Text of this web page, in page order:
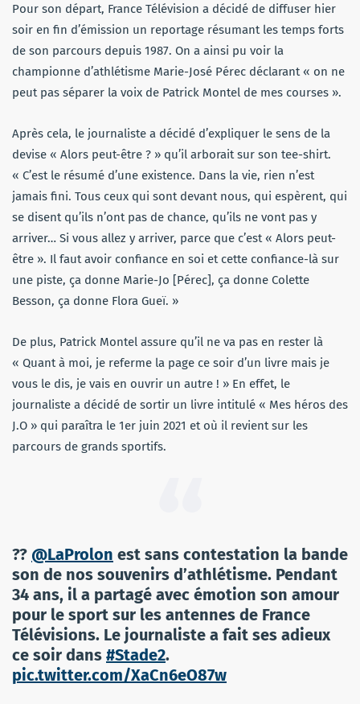
Pour son départ, France Télévision a décidé de diffuser hier
soir en fin d’émission un reportage résumant les temps forts
de son parcours depuis 1987. On a ainsi pu voir la
championne d’athlétisme Marie-José Pérec déclarant « on ne
peut pas séparer la voix de Patrick Montel de mes courses ».
Après cela, le journaliste a décidé d’expliquer le sens de la
devise « Alors peut-être ? » qu’il arborait sur son tee-shirt.
« C’est le résumé d’une existence. Dans la vie, rien n’est
jamais fini. Tous ceux qui sont devant nous, qui espèrent, qui
se disent qu’ils n’ont pas de chance, qu’ils ne vont pas y
arriver… Si vous allez y arriver, parce que c’est « Alors peut-
être ». Il faut avoir confiance en soi et cette confiance-là sur
une piste, ça donne Marie-Jo [Pérec], ça donne Colette
Besson, ça donne Flora Gueï. »
De plus, Patrick Montel assure qu’il ne va pas en rester là
« Quant à moi, je referme la page ce soir d’un livre mais je
vous le dis, je vais en ouvrir un autre ! » En effet, le
journaliste a décidé de sortir un livre intitulé « Mes héros des
J.O » qui paraîtra le 1er juin 2021 et où il revient sur les
parcours de grands sportifs.
?? @LaProlon est sans contestation la bande
son de nos souvenirs d’athlétisme. Pendant
34 ans, il a partagé avec émotion son amour
pour le sport sur les antennes de France
Télévisions. Le journaliste a fait ses adieux
ce soir dans #Stade2.
pic.twitter.com/XaCn6eO87w